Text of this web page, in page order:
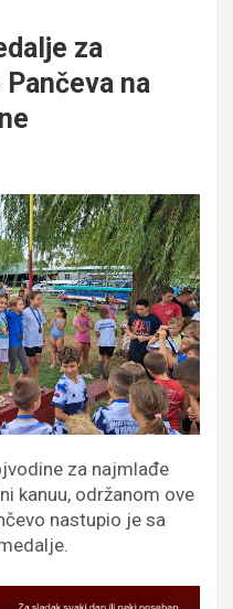
za
na
za najmlađe
kanuu, održanom ove
nastupio je sa